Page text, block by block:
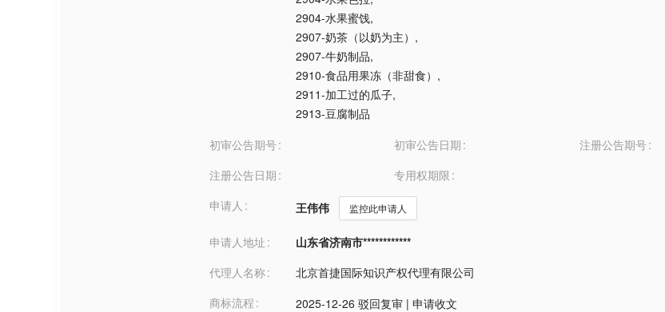
2904-水果蜜饯,
2907-奶茶（以奶为主） ,
2907-牛奶制品,
2910-食品用果冻（非甜食） ,
2911-加工过的瓜子,
2913-豆腐制品
初审公告期号
初审公告日期
注册公告期号
注册公告日期
专用权期限
申请人
王伟伟 监控此申请人
申请人地址
山东省济南市************
代理人名称
北京首捷国际知识产权代理有限公司
商标流程
2025-12-26 驳回复审 | 申请收文